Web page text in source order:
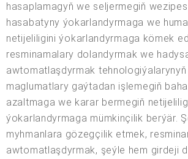
hasaplamagyň we seljermegiň
hasabatyny ýokarlandyrmaga we
netijeliligini ýokarlandyrmaga kömek
resminamalary dolandyrmak we
awtomatlaşdyrmak
maglumatlary gaýtadan işlemegiň
azaltmaga we karar bermegiň
ýokarlandyrmaga mümkinçilik berýär.
myhmanlara gözegçilik etmek,
awtomatlaşdyrmak, şeýle hem girdeji